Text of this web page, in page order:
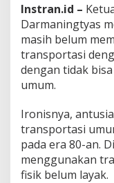
a
n
f
a
t
n
r
a
n
s
Instran.id –
Darmaningtyas
masih belum
transportasi
dengan tidak
umum.
Ironisnya,
transportasi
pada era 80-an.
menggunakan
fisik belum layak.